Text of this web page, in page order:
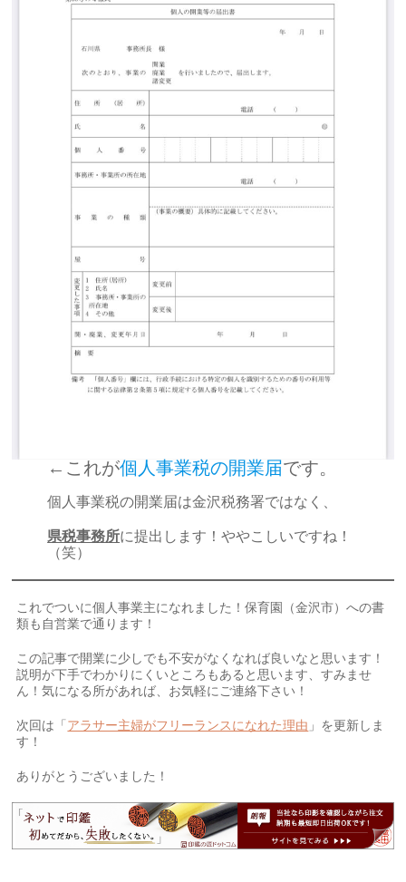
←これが個人事業税の開業届です。
個人事業税の開業届は金沢税務署ではなく、
県税事務所に提出します！ややこしいですね！
（笑）
これでついに個人事業主になれました！保育園（金沢市）への書
類も自営業で通ります！
この記事で開業に少しでも不安がなくなれば良いなと思います！
説明が下手でわかりにくいところもあると思います、すみませ
ん！気になる所があれば、お気軽にご連絡下さい！
次回は「 アラサー主婦がフリーランスになれた理由 」を更新しま
す！
ありがとうございました！